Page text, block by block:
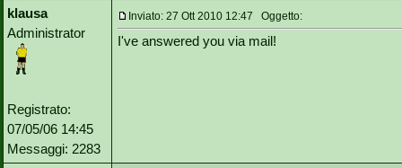
klausa
Administrator
Registrato:
07/05/06 14:45
Messaggi: 2283
Inviato: 27 Ott 2010 12:47 Oggetto:
I've answered you via mail!